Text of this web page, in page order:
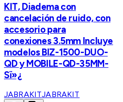
KIT, Diadema con
cancelación de ruido, con
accesorio para
conexiones 3.5mm Incluye
modelos BIZ-1500-DUO-
QD y MOBILE-QD-35MM-
Sï»¿
JABRAKITJABRAKIT